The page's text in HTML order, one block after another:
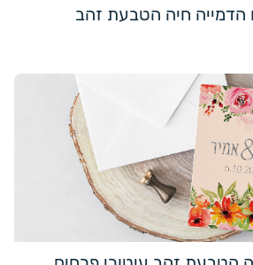
הדמייה חיה הטבעת זהב